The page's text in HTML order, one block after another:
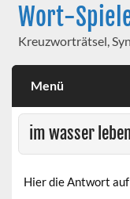
Wort-
Kreuzworträtsel,
Menü
im wasser
Hier die Antwort